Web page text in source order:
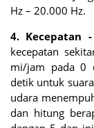
Hz – 20.000 Hz.
4. Kecepatan
kecepatan
mi/jam pada 0
detik untuk
udara
dan hitung